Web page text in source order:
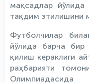
мақсадлар
тақдим этилишини
Футболчилар
йўлида барча
қилиш кераклиги
раҳбарияти